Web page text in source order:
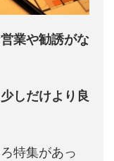
業や勧誘がな
しだけより良
特集があっ